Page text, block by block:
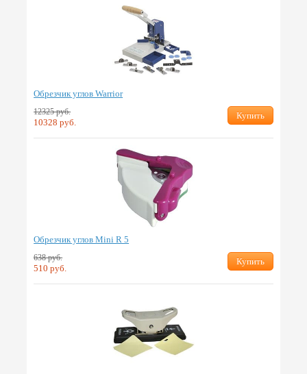
Обрезчик углов Warrior
12325 руб.
10328 руб.
Купить
Обрезчик углов Mini R 5
638 руб.
510 руб.
Купить